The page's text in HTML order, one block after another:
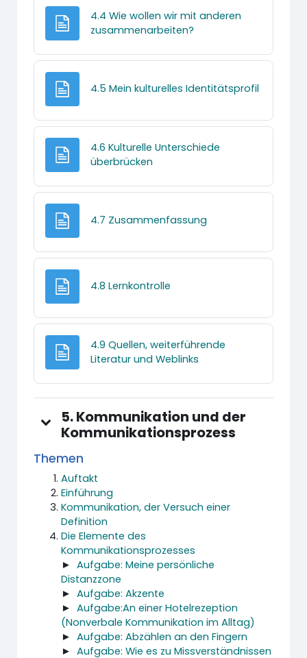
4.4 Wie wollen wir mit anderen
zusammenarbeiten?
4.5 Mein kulturelles IdentitätsprofilTextseite
4.6 Kulturelle Unterschiede
überbrücken
4.7 Zusammenfassung
4.8 Lernkontrolle
4.9 Quellen, weiterführende
Literatur und Weblinks
5. Kommunikation und der
Kommunikationsprozess
Themen
Auftakt
Einführung
Kommunikation, der Versuch einer
Definition
Die Elemente des
Kommunikationsprozesses
►Aufgabe: Meine persönliche
Distanzzone
►Aufgabe: Akzente
►Aufgabe:An einer Hotelrezeption
(Nonverbale Kommunikation im Alltag)
►Aufgabe: Abzählen an den Fingern
►Aufgabe: Wie es zu Missverständnissen